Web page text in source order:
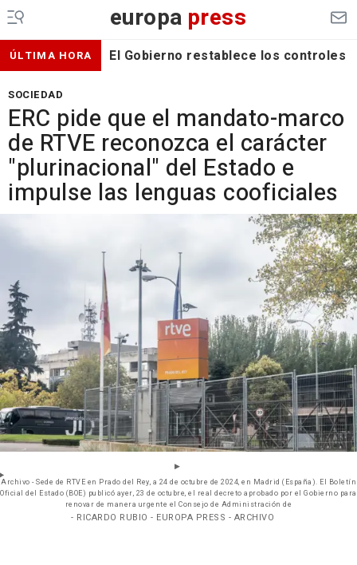
europa press
ÚLTIMA HORA El Gobierno restablece los
SOCIEDAD
ERC pide que el mandato-marco
de RTVE reconozca el carácter
"plurinacional" del Estado e
impulse las lenguas cooficiales
Archivo - Sede de RTVE en Prado del Rey, a 24 de octubre de 2024, en Madrid (España). El Boletín
Oficial del Estado (BOE) publicó ayer, 23 de octubre, el real decreto aprobado por el Gobierno para
renovar de manera urgente el Consejo de Administración de
- RICARDO RUBIO - EUROPA PRESS - ARCHIVO